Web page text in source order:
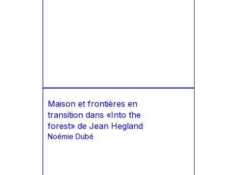
Maison et frontières en
transition dans «Into the
forest» de Jean Hegland
Noémie Dubé